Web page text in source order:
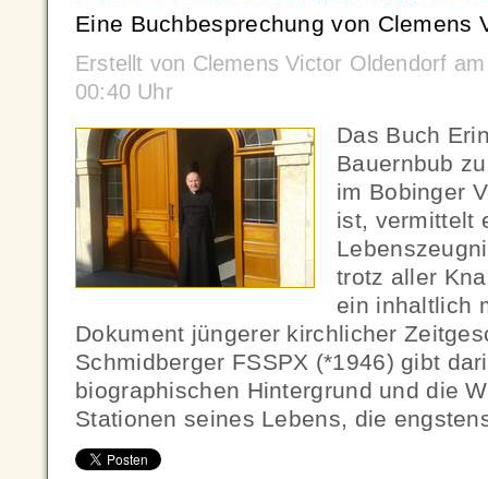
Eine Buchbesprechung von Clemens
Erstellt von Clemens Victor Oldendorf
00:40 Uhr
Das Buch
Bauernbub
im Bobinger
ist, vermittelt
trotz aller
ein inhaltlich
Dokument jüngerer kirchlicher
Schmidberger FSSPX (*1946) gibt
biographischen Hintergrund und die
Stationen seines Lebens, die